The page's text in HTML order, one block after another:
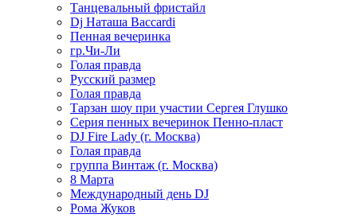
Танцевальный фристайл
Dj Наташа Baccardi
Пенная вечеринка
гр.Чи-Ли
Голая правда
Русский размер
Голая правда
Тарзан шоу при участии Сергея Глушко
Серия пенных вечеринок Пенно-пласт
DJ Fire Lady (г. Москва)
Голая правда
группа Винтаж (г. Москва)
8 Марта
Международный день DJ
Рома Жуков